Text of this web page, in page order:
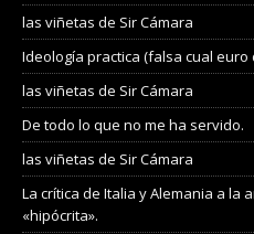
las viñetas de Sir Cámara
Ideología practica (falsa cual euro
las viñetas de Sir Cámara
De todo lo que no me ha servido.
las viñetas de Sir Cámara
La crítica de Italia y Alemania a la
«hipócrita».